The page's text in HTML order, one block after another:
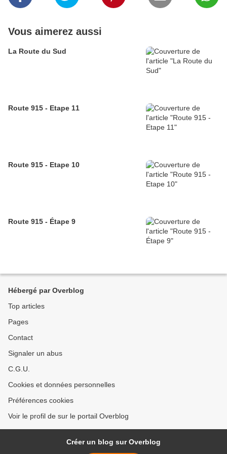
Vous aimerez aussi
La Route du Sud
Route 915 - Etape 11
Route 915 - Etape 10
Route 915 - Étape 9
Hébergé par Overblog
Top articles
Pages
Contact
Signaler un abus
C.G.U.
Cookies et données personnelles
Préférences cookies
Voir le profil de sur le portail Overblog
Créer un blog sur Overblog